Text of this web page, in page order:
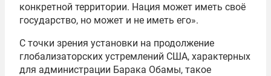
конкретной территории. Нация может иметь своё
государство, но может и не иметь его».
С точки зрения установки на продолжение
глобализаторских устремлений США, характерных
для администрации Барака Обамы, такое